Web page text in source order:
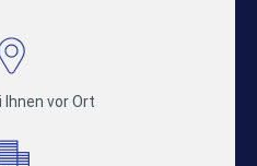
Ihnen vor Ort